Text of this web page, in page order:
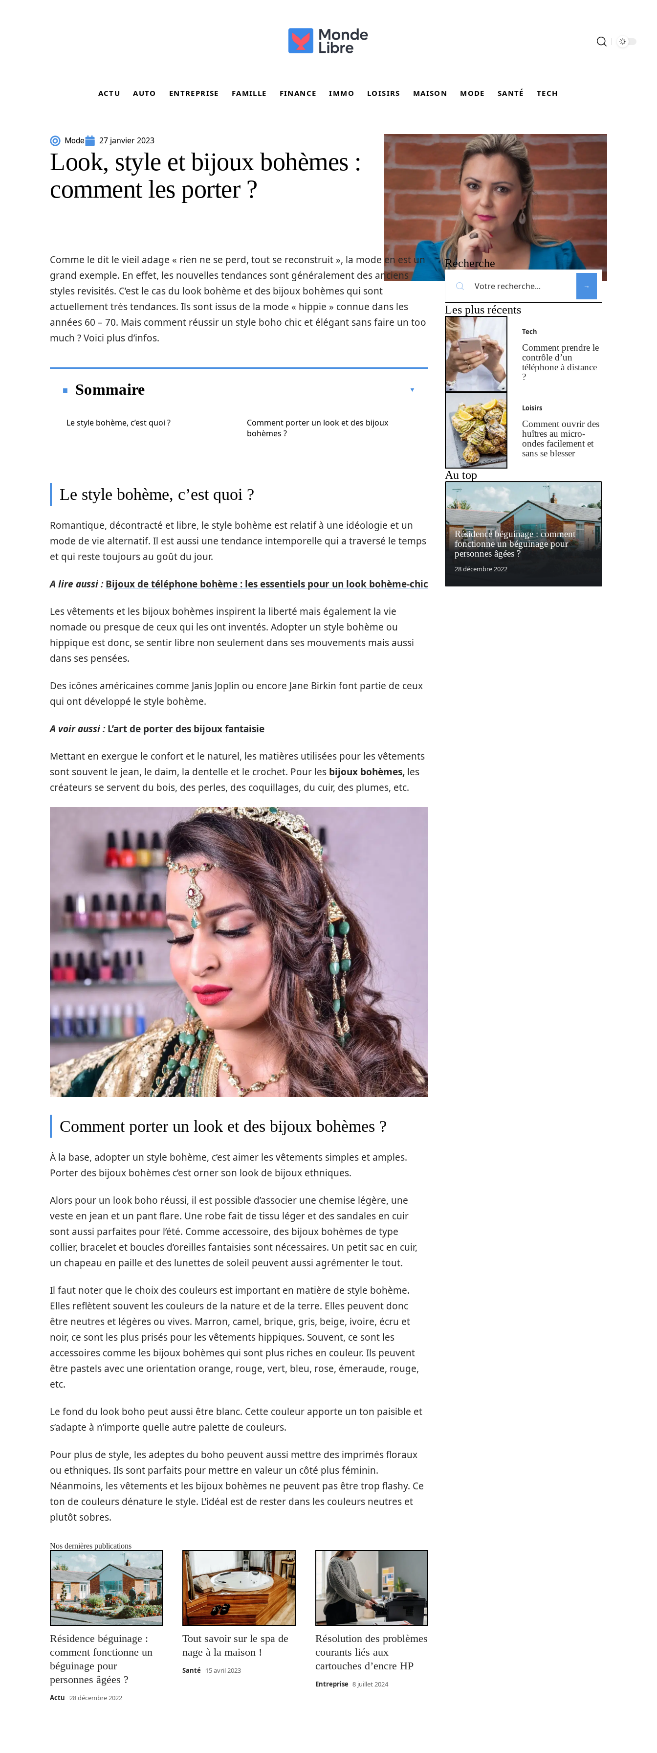
ACTU AUTO ENTREPRISE FAMILLE FINANCE IMMO LOISIRS MAISON MODE SANTÉ TECH
Mode 27 janvier 2023
Look, style et bijoux bohèmes :
comment les porter ?
Comme le dit le vieil adage « rien ne se perd, tout se reconstruit », la mode en est un
grand exemple. En effet, les nouvelles tendances sont généralement des anciens
styles revisités. C’est le cas du look bohème et des bijoux bohèmes qui sont
actuellement très tendances. Ils sont issus de la mode « hippie » connue dans les
années 60 – 70. Mais comment réussir un style boho chic et élégant sans faire un too
much ? Voici plus d’infos.
Sommaire
Le style bohème, c’est quoi ?
Comment porter un look et des bijoux
bohèmes ?
Le style bohème, c’est quoi ?
Romantique, décontracté et libre, le style bohème est relatif à une idéologie et un
mode de vie alternatif. Il est aussi une tendance intemporelle qui a traversé le temps
et qui reste toujours au goût du jour.
A lire aussi : Bijoux de téléphone bohème : les essentiels pour un look bohème-chic
Les vêtements et les bijoux bohèmes inspirent la liberté mais également la vie
nomade ou presque de ceux qui les ont inventés. Adopter un style bohème ou
hippique est donc, se sentir libre non seulement dans ses mouvements mais aussi
dans ses pensées.
Des icônes américaines comme Janis Joplin ou encore Jane Birkin font partie de ceux
qui ont développé le style bohème.
A voir aussi : L’art de porter des bijoux fantaisie
Mettant en exergue le confort et le naturel, les matières utilisées pour les vêtements
sont souvent le jean, le daim, la dentelle et le crochet. Pour les bijoux bohèmes, les
créateurs se servent du bois, des perles, des coquillages, du cuir, des plumes, etc.
Comment porter un look et des bijoux bohèmes ?
À la base, adopter un style bohème, c’est aimer les vêtements simples et amples.
Porter des bijoux bohèmes c’est orner son look de bijoux ethniques.
Alors pour un look boho réussi, il est possible d’associer une chemise légère, une
veste en jean et un pant flare. Une robe fait de tissu léger et des sandales en cuir
sont aussi parfaites pour l’été. Comme accessoire, des bijoux bohèmes de type
collier, bracelet et boucles d’oreilles fantaisies sont nécessaires. Un petit sac en cuir,
un chapeau en paille et des lunettes de soleil peuvent aussi agrémenter le tout.
Il faut noter que le choix des couleurs est important en matière de style bohème.
Elles reflètent souvent les couleurs de la nature et de la terre. Elles peuvent donc
être neutres et légères ou vives. Marron, camel, brique, gris, beige, ivoire, écru et
noir, ce sont les plus prisés pour les vêtements hippiques. Souvent, ce sont les
accessoires comme les bijoux bohèmes qui sont plus riches en couleur. Ils peuvent
être pastels avec une orientation orange, rouge, vert, bleu, rose, émeraude, rouge,
etc.
Le fond du look boho peut aussi être blanc. Cette couleur apporte un ton paisible et
s’adapte à n’importe quelle autre palette de couleurs.
Pour plus de style, les adeptes du boho peuvent aussi mettre des imprimés floraux
ou ethniques. Ils sont parfaits pour mettre en valeur un côté plus féminin.
Néanmoins, les vêtements et les bijoux bohèmes ne peuvent pas être trop flashy. Ce
ton de couleurs dénature le style. L’idéal est de rester dans les couleurs neutres et
plutôt sobres.
Nos dernières publications
Résidence béguinage :
comment fonctionne un
béguinage pour
personnes âgées ?
Actu 28 décembre 2022
Tout savoir sur le spa de
nage à la maison !
Santé 15 avril 2023
Résolution des problèmes
courants liés aux
cartouches d’encre HP
Entreprise 8 juillet 2024
Recherche
Les plus récents
Tech
Comment prendre le
contrôle d’un
téléphone à distance
?
Loisirs
Comment ouvrir des
huîtres au micro-
ondes facilement et
sans se blesser
Au top
Résidence béguinage : comment
fonctionne un béguinage pour
personnes âgées ?
28 décembre 2022